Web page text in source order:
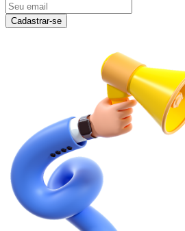
Cadastrar-se